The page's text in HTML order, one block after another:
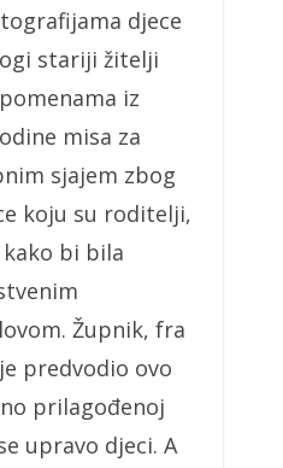
djece
stariji žitelji
iz
misa za
sjajem zbog
koju su roditelji,
bi bila
Župnik, fra
predvodio ovo
prilagođenoj
upravo djeci. A